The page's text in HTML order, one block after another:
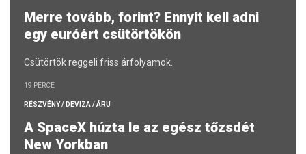
Merre tovább, forint? Ennyit kell adni
egy euróért csütörtökön
Csütörtök reggeli friss árfolyamok.
19 PERCE
RÉSZVÉNY / DEVIZA / ÁRU
A SpaceX húzta le az egész tőzsdét
New Yorkban